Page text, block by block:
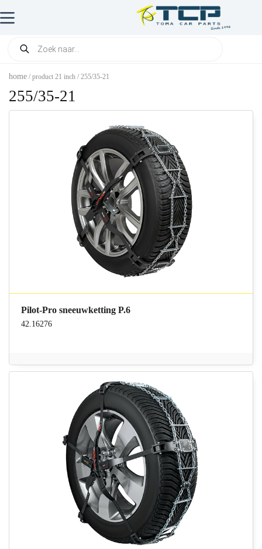
home / product 21 inch / 255/35-21
255/35-21
Pilot-Pro sneeuwketting P.6
42.16276